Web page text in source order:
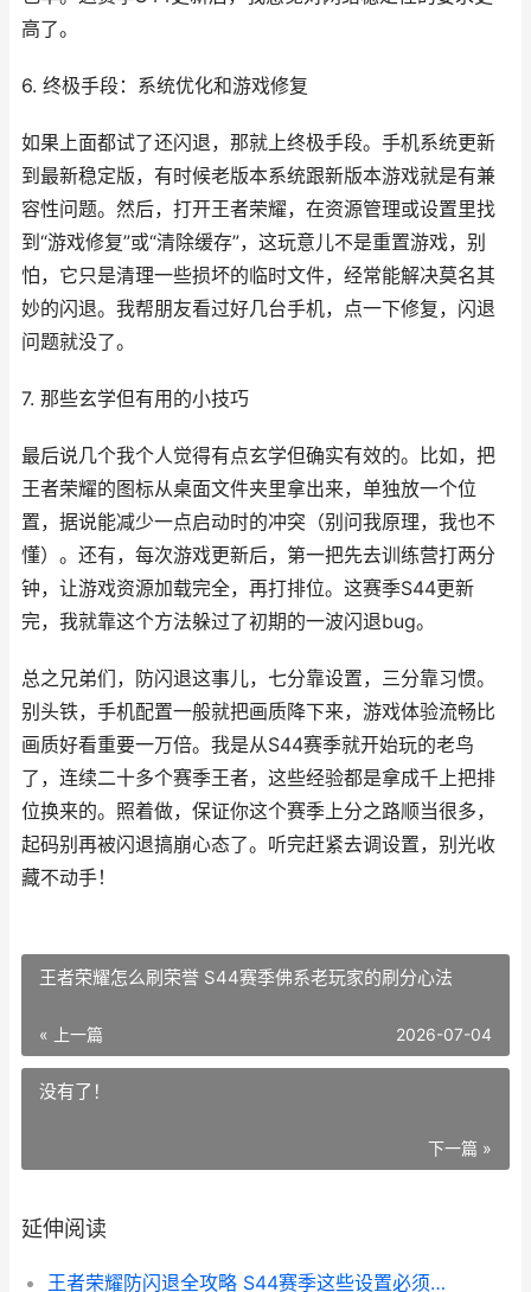
高了。
6. 终极手段：系统优化和游戏修复
如果上面都试了还闪退，那就上终极手段。手机系统更新
到最新稳定版，有时候老版本系统跟新版本游戏就是有兼
容性问题。然后，打开王者荣耀，在资源管理或设置里找
到“游戏修复”或“清除缓存”，这玩意儿不是重置游戏，别
怕，它只是清理一些损坏的临时文件，经常能解决莫名其
妙的闪退。我帮朋友看过好几台手机，点一下修复，闪退
问题就没了。
7. 那些玄学但有用的小技巧
最后说几个我个人觉得有点玄学但确实有效的。比如，把
王者荣耀的图标从桌面文件夹里拿出来，单独放一个位
置，据说能减少一点启动时的冲突（别问我原理，我也不
懂）。还有，每次游戏更新后，第一把先去训练营打两分
钟，让游戏资源加载完全，再打排位。这赛季S44更新
完，我就靠这个方法躲过了初期的一波闪退bug。
总之兄弟们，防闪退这事儿，七分靠设置，三分靠习惯。
别头铁，手机配置一般就把画质降下来，游戏体验流畅比
画质好看重要一万倍。我是从S44赛季就开始玩的老鸟
了，连续二十多个赛季王者，这些经验都是拿成千上把排
位换来的。照着做，保证你这个赛季上分之路顺当很多，
起码别再被闪退搞崩心态了。听完赶紧去调设置，别光收
藏不动手！
王者荣耀怎么刷荣誉 S44赛季佛系老玩家的刷分心法
« 上一篇 2026-07-04
没有了！
下一篇 »
延伸阅读
王者荣耀防闪退全攻略 S44赛季这些设置必须关掉